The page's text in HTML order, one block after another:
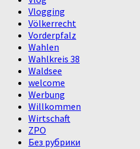
Vlogging
Völkerrecht
Vorderpfalz
Wahlen
Wahlkreis 38
Waldsee
welcome
Werbung
Willkommen
Wirtschaft
ZPO
Без рубрики